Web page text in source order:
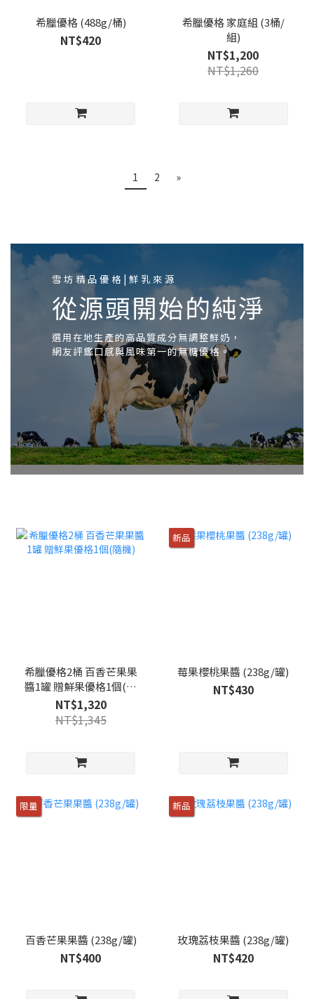
希臘優格 (488g/桶)
NT$420
希臘優格 家庭組 (3桶/
組)
NT$1,200
NT$1,260
1 2 »
雪坊精品優格|鮮乳來源
從源頭開始的純淨
選用在地生產的高品質成分無調整鮮奶，
網友評鑑口感與風味第一的無糖優格。
希臘優格2桶 百香芒果果
醬1罐 贈鮮果優格1個(隨
機)
NT$1,320
NT$1,345
新品
莓果櫻桃果醬 (238g/罐)
NT$430
限量
百香芒果果醬 (238g/罐)
NT$400
新品
玫瑰荔枝果醬 (238g/罐)
NT$420